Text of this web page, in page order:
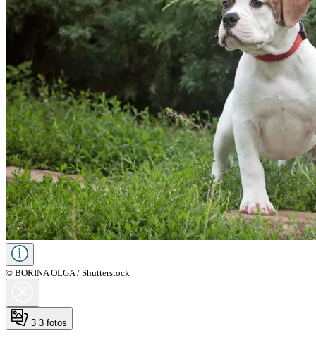
© BORINA OLGA / Shutterstock
3 3 fotos